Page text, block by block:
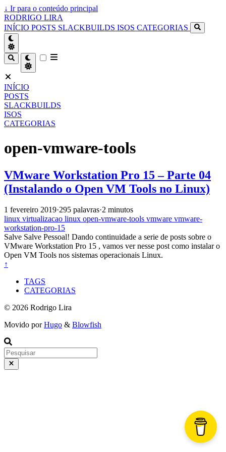
↓ Ir para o conteúdo principal
RODRIGO LIRA
INÍCIO POSTS SLACKBUILDS ISOS CATEGORIAS
INÍCIO
POSTS
SLACKBUILDS
ISOS
CATEGORIAS
open-vmware-tools
VMware Workstation Pro 15 – Parte 04
(Instalando o Open VM Tools no Linux)
1 fevereiro 2019·295 palavras·2 minutos
linux virtualizacao linux open-vmware-tools vmware vmware-
workstation-pro-15
Salve Salve Pessoal! Dando continuidade a serie de posts sobre o
VMware Workstation Pro 15 , vamos ver nesse post como instalar o
Open VM Tools nos sistemas operacionais Linux.
↑
TAGS
CATEGORIAS
© 2026 Rodrigo Lira
Movido porHugo & Blowfish